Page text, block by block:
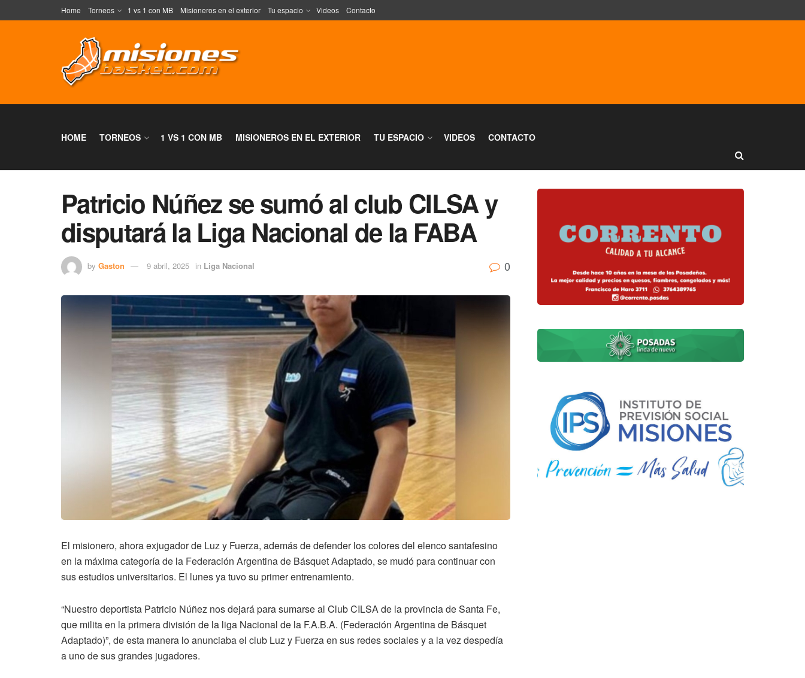
Home Torneos 1 vs 1 con MB Misioneros en el exterior Tu espacio Videos Contacto
HOME TORNEOS 1 VS 1 CON MB MISIONEROS EN EL EXTERIOR TU ESPACIO VIDEOS CONTACTO
Patricio Núñez se sumó al club CILSA y
disputará la Liga Nacional de la FABA
by Gaston 9 abril, 2025 in Liga Nacional 0
El misionero, ahora exjugador de Luz y Fuerza, además de defender los colores del elenco santafesino
en la máxima categoría de la Federación Argentina de Básquet Adaptado, se mudó para continuar con
sus estudios universitarios. El lunes ya tuvo su primer entrenamiento.
“Nuestro deportista Patricio Núñez nos dejará para sumarse al Club CILSA de la provincia de Santa Fe,
que milita en la primera división de la liga Nacional de la F.A.B.A. (Federación Argentina de Básquet
Adaptado)”, de esta manera lo anunciaba el club Luz y Fuerza en sus redes sociales y a la vez despedía
a uno de sus grandes jugadores.